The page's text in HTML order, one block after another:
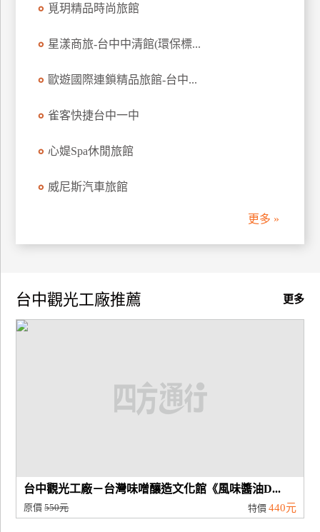
飯
作
計
覓玥精品時尚旅館
星漾商旅-台中中清館(環保標...
歐遊國際連鎖精品旅館-台中...
雀客快捷台中一中
心媞Spa休閒旅館
威尼斯汽車旅館
更多 »
更多
台中觀光工廠推薦
台中觀光工廠－台灣味噌釀造文化館《風味醬油D...
原價550元 特價 440元